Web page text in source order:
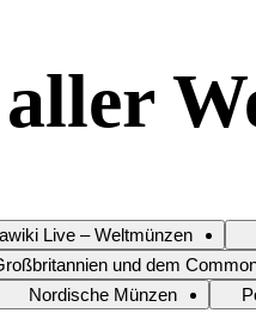
Live – Weltmünzen
und dem
Nordische Münzen